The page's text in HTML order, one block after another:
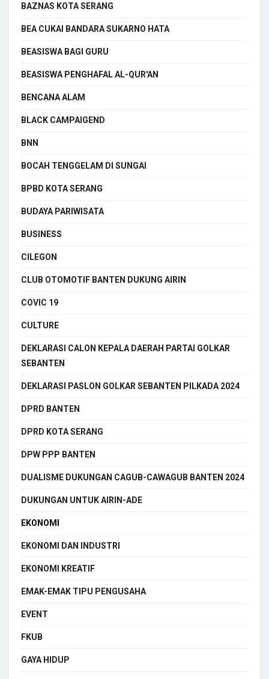
BAZNAS KOTA SERANG
BEA CUKAI BANDARA SUKARNO HATA
BEASISWA BAGI GURU
BEASISWA PENGHAFAL AL-QUR'AN
BENCANA ALAM
BLACK CAMPAIGEND
BNN
BOCAH TENGGELAM DI SUNGAI
BPBD KOTA SERANG
BUDAYA PARIWISATA
BUSINESS
CILEGON
CLUB OTOMOTIF BANTEN DUKUNG AIRIN
COVIC 19
CULTURE
DEKLARASI CALON KEPALA DAERAH PARTAI GOLKAR
SEBANTEN
DEKLARASI PASLON GOLKAR SEBANTEN PILKADA 2024
DPRD BANTEN
DPRD KOTA SERANG
DPW PPP BANTEN
DUALISME DUKUNGAN CAGUB-CAWAGUB BANTEN 2024
DUKUNGAN UNTUK AIRIN-ADE
EKONOMI
EKONOMI DAN INDUSTRI
EKONOMI KREATIF
EMAK-EMAK TIPU PENGUSAHA
EVENT
FKUB
GAYA HIDUP